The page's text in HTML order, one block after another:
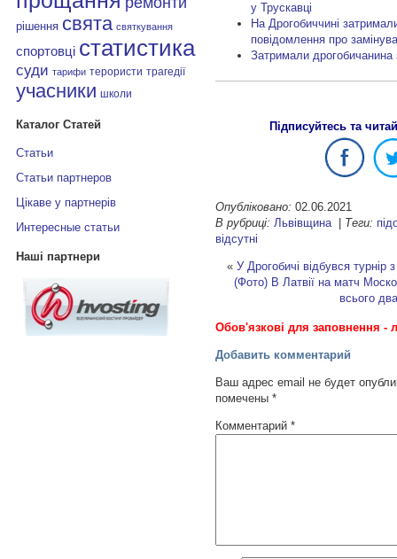
рішення свята святкування
спортовці статистика
суди тарифи терористи трагедії
учасники школи
Каталог Статей
Статьи
Статьи партнеров
Цікаве у партнерів
Интересные статьи
Наші партнери
у Трускавці
На Дрогобиччині
повідомлення про
Затримали дрогобичанина
Підписуйтесь та
Опубліковано: 02.06.2021
В рубриці: Львівщина| Теги:
відсутні
« У Дрогобичі відбувся турнір
(Фото) В Латвії на матч
всього
Обов'язкові для заповнення -
Добавить комментарий
Ваш адрес email не будет
помечены *
Комментарий *